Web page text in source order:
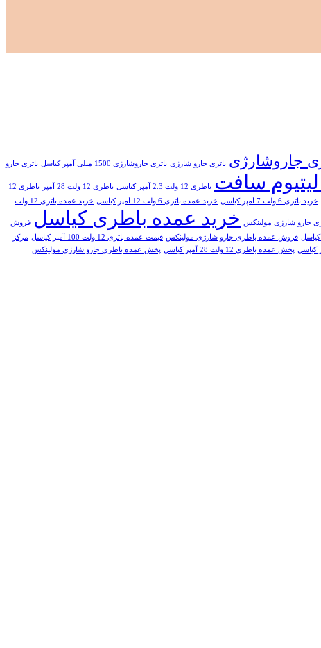
جاروشارژی باتری جارو شارژی باتری جاروشارژی 1500 میلی آمپر کیاسل باتری جارو
لیتیوم سافت باطری 12 ولت 2.3 آمپر کیاسل باطری 12 ولت 28 آمپر
باطری 12
خرید باتری 6 ولت 7 آمپر کیاسل خرید عمده باتری 6 ولت 12 آمپر کیاسل خرید عمده باتری 12 ولت
جارو شارژی مولینکس خرید عمده باطری کیاسل فروش
فروش عمده باطری جارو شارژی مولینکس قیمت عمده باتری 12 ولت 100 آمپر کیاسل
مرکز
پخش عمده باطری 12 ولت 28 آمپر کیاسل پخش عمده باطری جارو شارژی مولینکس